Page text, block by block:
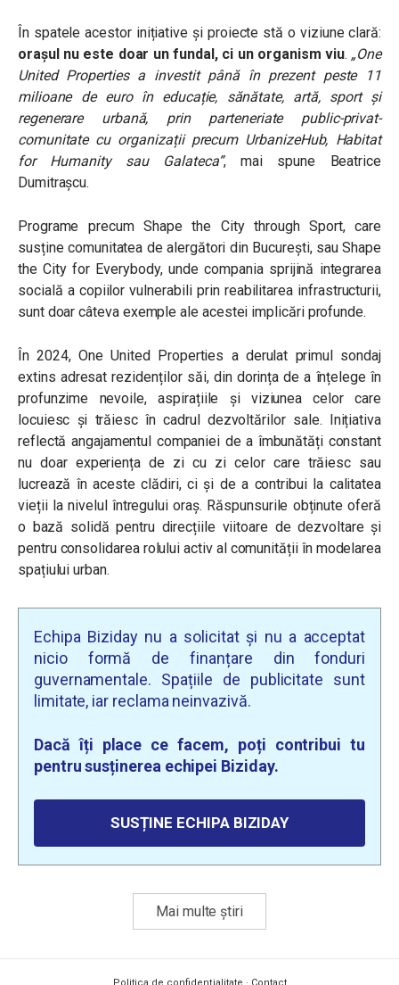
În spatele acestor inițiative și proiecte stă o viziune clară:
orașul nu este doar un fundal, ci un organism viu. „One
United Properties a investit până în prezent peste 11
milioane de euro în educație, sănătate, artă, sport și
regenerare urbană, prin parteneriate public-privat-
comunitate cu organizații precum UrbanizeHub, Habitat
for Humanity sau Galateca”, mai spune Beatrice
Dumitrașcu.
Programe precum Shape the City through Sport, care
susține comunitatea de alergători din București, sau Shape
the City for Everybody, unde compania sprijină integrarea
socială a copiilor vulnerabili prin reabilitarea infrastructurii,
sunt doar câteva exemple ale acestei implicări profunde.
În 2024, One United Properties a derulat primul sondaj
extins adresat rezidenților săi, din dorința de a înțelege în
profunzime nevoile, aspirațiile și viziunea celor care
locuiesc și trăiesc în cadrul dezvoltărilor sale. Inițiativa
reflectă angajamentul companiei de a îmbunătăți constant
nu doar experiența de zi cu zi celor care trăiesc sau
lucrează în aceste clădiri, ci și de a contribui la calitatea
vieții la nivelul întregului oraș. Răspunsurile obținute oferă
o bază solidă pentru direcțiile viitoare de dezvoltare și
pentru consolidarea rolului activ al comunității în modelarea
spațiului urban.
Echipa Biziday nu a solicitat și nu a acceptat
nicio formă de finanțare din fonduri
guvernamentale. Spațiile de publicitate sunt
limitate, iar reclama neinvazivă.
Dacă îți place ce facem, poți contribui tu
pentru susținerea echipei Biziday.
SUSȚINE ECHIPA BIZIDAY
Mai multe știri
Politica de confidențialitate · Contact